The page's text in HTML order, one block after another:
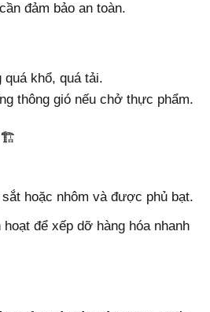
đảm bảo an toàn.
quá khổ, quá tải.
thông gió nếu chở thực phẩm.
🏗️
hoặc nhôm và được phủ bạt.
để xếp dỡ hàng hóa nhanh